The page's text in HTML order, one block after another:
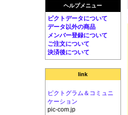
ヘルプメニュー
ピクトデータについて
データ以外の商品
メンバー登録について
ご注文について
決済後について
link
ピクトグラム＆コミュニ
ケーション
pic-com.jp